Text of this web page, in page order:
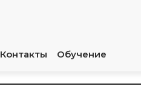
Контакты Обучение